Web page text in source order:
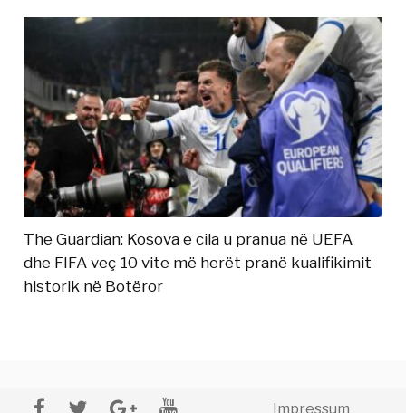
The Guardian: Kosova e cila u pranua në UEFA
dhe FIFA veç 10 vite më herët pranë kualifikimit
historik në Botëror
Impressum